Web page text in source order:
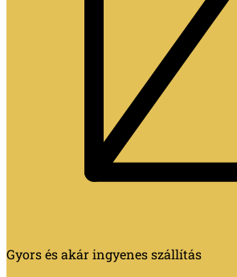
Gyors és akár ingyenes szállítás